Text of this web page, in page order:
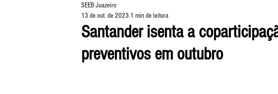
Santander isenta a
preventivos em outubro
SEEB Juazeiro
13 de out. de 2023 1 min de leitura